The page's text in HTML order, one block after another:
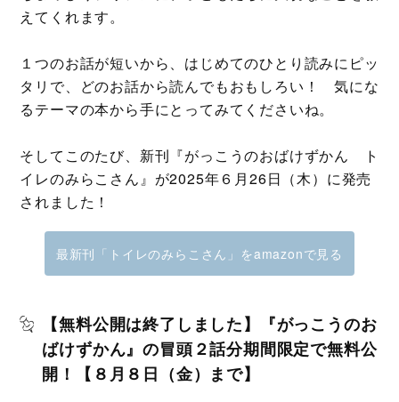
えてくれます。
１つのお話が短いから、はじめてのひとり読みにピッ
タリで、どのお話から読んでもおもしろい！ 気にな
るテーマの本から手にとってみてくださいね。
そしてこのたび、新刊『がっこうのおばけずかん ト
イレのみらこさん』が2025年６月26日（木）に発売
されました！
最新刊「トイレのみらこさん」をamazonで見る
【無料公開は終了しました】『がっこうのお
ばけずかん』の冒頭２話分期間限定で無料公
開！【８月８日（金）まで】